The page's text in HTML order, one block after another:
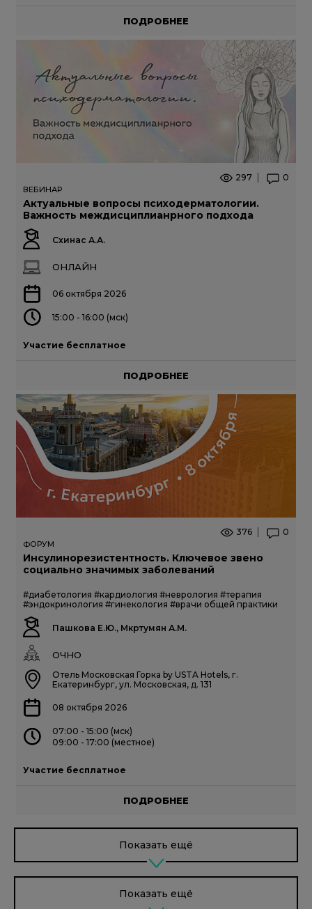
ПОДРОБНЕЕ
297 0
ВЕБИНАР
Актуальные вопросы психодерматологии.
Важность междисциплианрного подхода
Схинас А.А.
ОНЛАЙН
06 октября 2026
15:00 - 16:00 (мск)
Участие бесплатное
ПОДРОБНЕЕ
376 0
ФОРУМ
Инсулинорезистентность. Ключевое звено
социально значимых заболеваний
#диабетология #кардиология #неврология #терапия
#эндокринология #гинекология #врачи общей практики
Пашкова Е.Ю., Мкртумян А.М.
ОЧНО
Отель Московская Горка by USTA Hotels, г.
Екатеринбург, ул. Московская, д. 131
08 октября 2026
07:00 - 15:00 (мск)
09:00 - 17:00 (местное)
Участие бесплатное
ПОДРОБНЕЕ
Показать ещё
Показать ещё